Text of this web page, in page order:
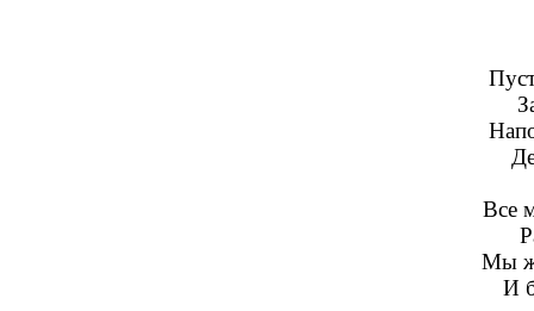
Все
Мы
И